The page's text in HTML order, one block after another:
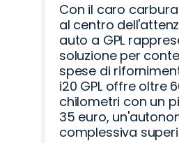
Con il caro
al centro
auto a GPL
soluzione per
spese di
i20 GPL offre oltre
chilometri con un
35 euro,
complessiva